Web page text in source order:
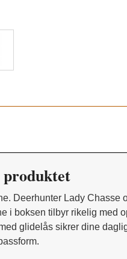
Deerhunter Lady Chasse
i boksen tilbyr rikelig med
glidelås sikrer dine